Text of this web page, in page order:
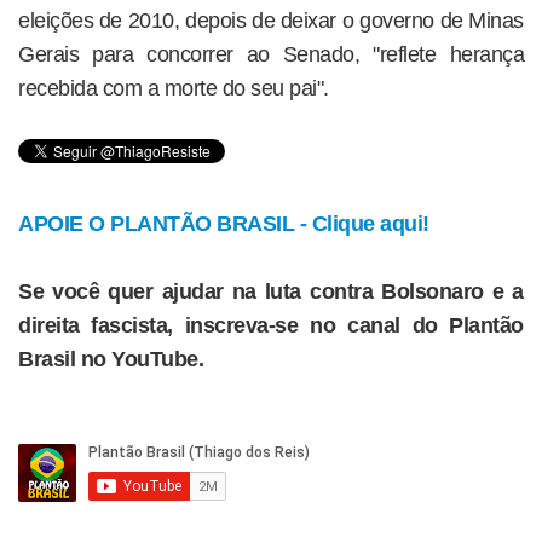
eleições de 2010, depois de deixar o governo de Minas
Gerais para concorrer ao Senado, "reflete herança
recebida com a morte do seu pai".
APOIE O PLANTÃO BRASIL - Clique aqui!
Se você quer ajudar na luta contra Bolsonaro e a
direita fascista, inscreva-se no canal do Plantão
Brasil no YouTube.